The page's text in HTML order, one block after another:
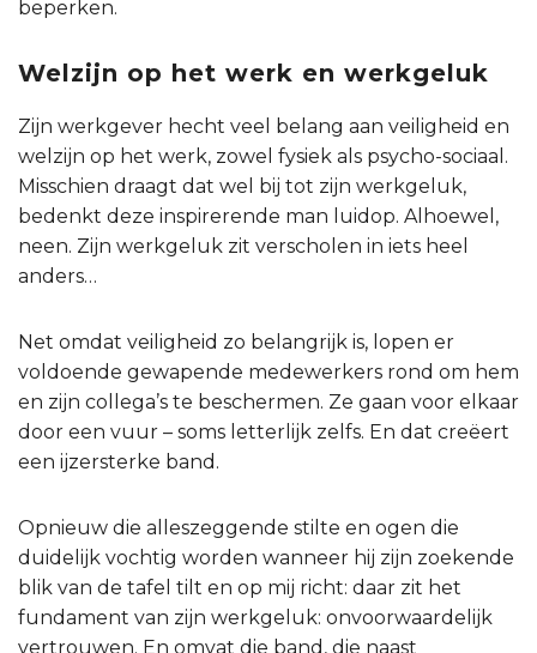
beperken.
Welzijn op het werk en werkgeluk
Zijn werkgever hecht veel belang aan veiligheid en
welzijn op het werk, zowel fysiek als psycho-sociaal.
Misschien draagt dat wel bij tot zijn werkgeluk,
bedenkt deze inspirerende man luidop. Alhoewel,
neen. Zijn werkgeluk zit verscholen in iets heel
anders…
Net omdat veiligheid zo belangrijk is, lopen er
voldoende gewapende medewerkers rond om hem
en zijn collega’s te beschermen. Ze gaan voor elkaar
door een vuur – soms letterlijk zelfs. En dat creëert
een ijzersterke band.
Opnieuw die alleszeggende stilte en ogen die
duidelijk vochtig worden wanneer hij zijn zoekende
blik van de tafel tilt en op mij richt: daar zit het
fundament van zijn werkgeluk: onvoorwaardelijk
vertrouwen. En omvat die band, die naast